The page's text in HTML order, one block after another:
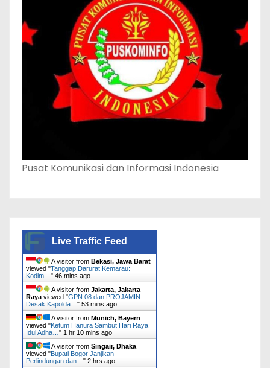
Pusat Komunikasi dan Informasi Indonesia
Live Traffic Feed
A visitor from Bekasi, Jawa Barat
viewed "Tanggap Darurat Kemarau:
Kodim… " 46 mins ago
A visitor from Jakarta, Jakarta
Raya viewed "GPN 08 dan PROJAMIN
Desak Kapolda… " 53 mins ago
A visitor from Munich, Bayern
viewed "Ketum Hanura Sambut Hari Raya
Idul Adha… " 1 hr 10 mins ago
A visitor from Singair, Dhaka
viewed "Bupati Bogor Janjikan
Perlindungan dan… " 2 hrs ago